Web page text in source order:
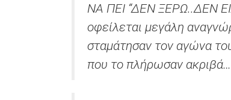
ΝΑ ΠΕΙ “ΔΕΝ ΞΕΡΩ..ΔΕΝ
οφείλεται μεγάλη
σταμάτησαν τον αγώνα
που το πλήρωσαν